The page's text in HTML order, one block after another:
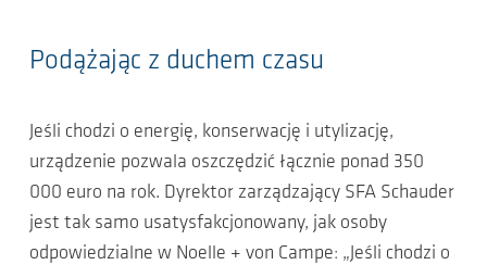
Podążając z duchem czasu
Jeśli chodzi o energię, konserwację i utylizację,
urządzenie pozwala oszczędzić łącznie ponad 350
000 euro na rok. Dyrektor zarządzający SFA Schauder
jest tak samo usatysfakcjonowany, jak osoby
odpowiedzialne w Noelle + von Campe: „Jeśli chodzi o